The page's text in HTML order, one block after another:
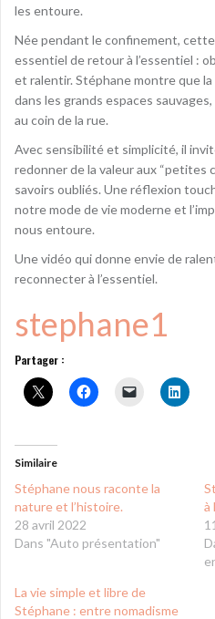
les entoure.
Née pendant le confinement,
essentiel de retour à l’essentiel :
et ralentir. Stéphane montre que
dans les grands espaces
au coin de la rue.
Avec sensibilité et simplicité, il
redonner de la valeur aux “petites
savoirs oubliés. Une réflexion
notre mode de vie moderne et
nous entoure.
Une vidéo qui donne envie de
reconnecter à l’essentiel.
stephane1
Partager :
Similaire
Stéphane nous raconte la
nature et l’histoire.
28 avril 2022
Dans "Auto présentation"
à
La vie simple et libre de
Stéphane : entre nomadisme